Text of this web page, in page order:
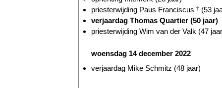
priesterwijding Paus Franciscus † (53
verjaardag Thomas Quartier (50 jaar)
priesterwijding Wim van der Valk (47
woensdag 14 december 2022
verjaardag Mike Schmitz (48 jaar)